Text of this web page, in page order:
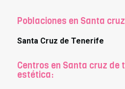
Poblaciones en Santa
Santa Cruz de Tenerife
Centros en Santa cruz de
estética: